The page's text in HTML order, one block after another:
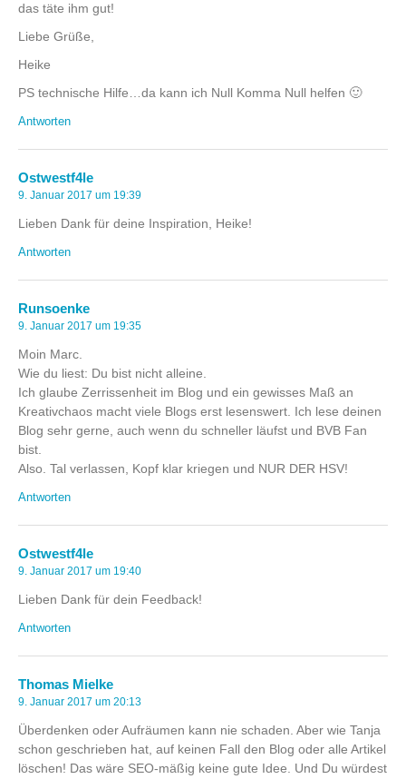
das täte ihm gut!
Liebe Grüße,
Heike
PS technische Hilfe…da kann ich Null Komma Null helfen 🙂
Antworten
Ostwestf4le
9. Januar 2017 um 19:39
Lieben Dank für deine Inspiration, Heike!
Antworten
Runsoenke
9. Januar 2017 um 19:35
Moin Marc.
Wie du liest: Du bist nicht alleine.
Ich glaube Zerrissenheit im Blog und ein gewisses Maß an
Kreativchaos macht viele Blogs erst lesenswert. Ich lese deinen
Blog sehr gerne, auch wenn du schneller läufst und BVB Fan
bist.
Also. Tal verlassen, Kopf klar kriegen und NUR DER HSV!
Antworten
Ostwestf4le
9. Januar 2017 um 19:40
Lieben Dank für dein Feedback!
Antworten
Thomas Mielke
9. Januar 2017 um 20:13
Überdenken oder Aufräumen kann nie schaden. Aber wie Tanja
schon geschrieben hat, auf keinen Fall den Blog oder alle Artikel
löschen! Das wäre SEO-mäßig keine gute Idee. Und Du würdest